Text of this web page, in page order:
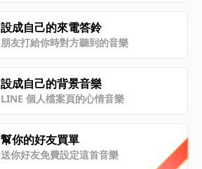
設成自己的來電答鈴
朋友打給你時對方聽到的音樂
設成自己的背景音樂
LINE 個人檔案頁的心情音樂
幫你的好友買單
送你好友免費設定這首音樂